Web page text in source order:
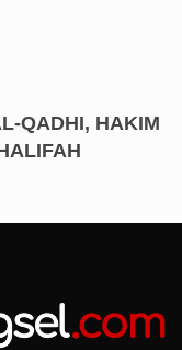
QADHI, HAKIM